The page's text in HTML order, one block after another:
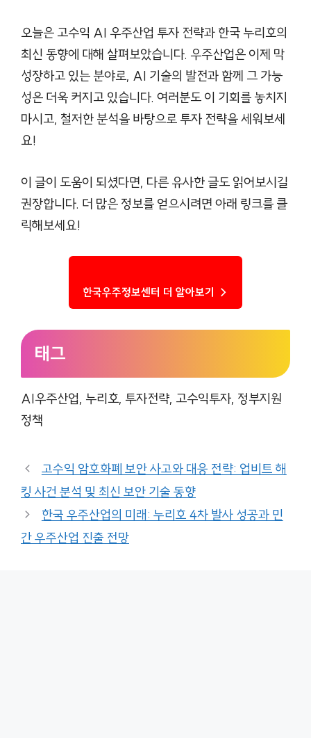
오늘은 고수익 AI 우주산업 투자 전략과 한국 누리호의
최신 동향에 대해 살펴보았습니다. 우주산업은 이제 막
성장하고 있는 분야로, AI 기술의 발전과 함께 그 가능
성은 더욱 커지고 있습니다. 여러분도 이 기회를 놓치지
마시고, 철저한 분석을 바탕으로 투자 전략을 세워보세
요!
이 글이 도움이 되셨다면, 다른 유사한 글도 읽어보시길
권장합니다. 더 많은 정보를 얻으시려면 아래 링크를 클
릭해보세요!
한국우주정보센터 더 알아보기 →
태그
AI우주산업, 누리호, 투자전략, 고수익투자, 정부지원
정책
고수익 암호화폐 보안 사고와 대응 전략: 업비트 해
킹 사건 분석 및 최신 보안 기술 동향
한국 우주산업의 미래: 누리호 4차 발사 성공과 민
간 우주산업 진출 전망